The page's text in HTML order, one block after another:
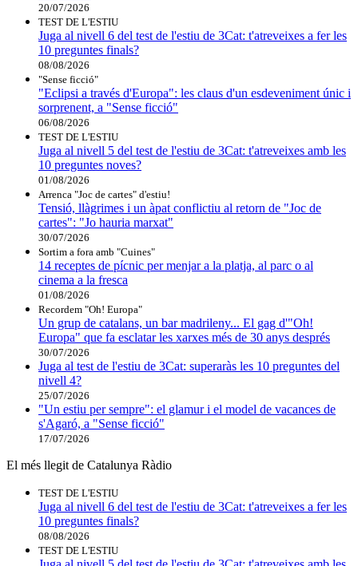
20/07/2026
TEST DE L'ESTIU
Juga al nivell 6 del test de l'estiu de 3Cat: t'atreveixes a fer les
10 preguntes finals?
08/08/2026
"Sense ficció"
"Eclipsi a través d'Europa": les claus d'un esdeveniment únic i
sorprenent, a "Sense ficció"
06/08/2026
TEST DE L'ESTIU
Juga al nivell 5 del test de l'estiu de 3Cat: t'atreveixes amb les
10 preguntes noves?
01/08/2026
Arrenca "Joc de cartes" d'estiu!
Tensió, llàgrimes i un àpat conflictiu al retorn de "Joc de
cartes": "Jo hauria marxat"
30/07/2026
Sortim a fora amb "Cuines"
14 receptes de pícnic per menjar a la platja, al parc o al
cinema a la fresca
01/08/2026
Recordem "Oh! Europa"
Un grup de catalans, un bar madrileny... El gag d'"Oh!
Europa" que fa esclatar les xarxes més de 30 anys després
30/07/2026
Juga al test de l'estiu de 3Cat: superaràs les 10 preguntes del
nivell 4?
25/07/2026
"Un estiu per sempre": el glamur i el model de vacances de
s'Agaró, a "Sense ficció"
17/07/2026
El més llegit de Catalunya Ràdio
TEST DE L'ESTIU
Juga al nivell 6 del test de l'estiu de 3Cat: t'atreveixes a fer les
10 preguntes finals?
08/08/2026
TEST DE L'ESTIU